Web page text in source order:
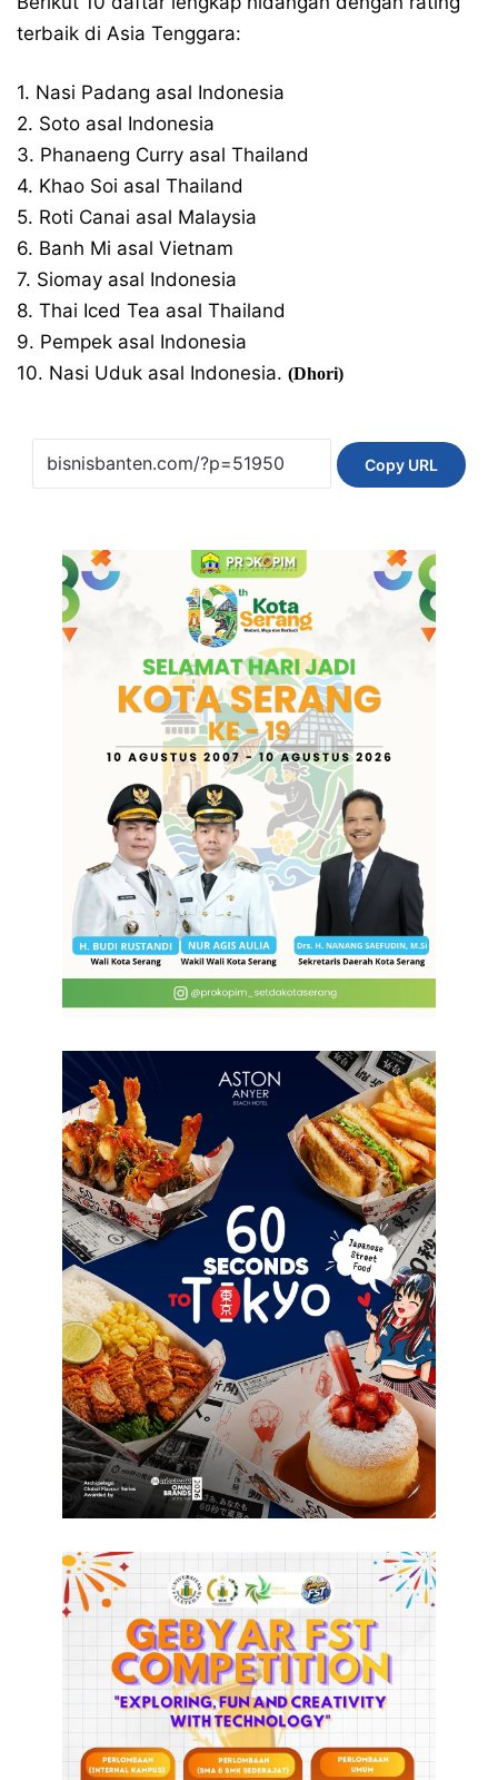
terbaik di Asia Tenggara:
1. Nasi Padang asal Indonesia
2. Soto asal Indonesia
3. Phanaeng Curry asal Thailand
4. Khao Soi asal Thailand
5. Roti Canai asal Malaysia
6. Banh Mi asal Vietnam
7. Siomay asal Indonesia
8. Thai Iced Tea asal Thailand
9. Pempek asal Indonesia
10. Nasi Uduk asal Indonesia. (Dhori)
Copy URL